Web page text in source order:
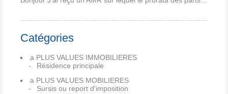
Catégories
a PLUS VALUES IMMOBILIERES
Résidence principale
a PLUS VALUES MOBILIERES
Sursis ou report d'imposition